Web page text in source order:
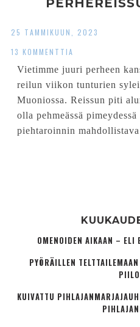
25 TAMMIKUUN, 2023
13 KOMMENTTIA
Vietimme juuri perheen
reilun viikon tunturien
Muoniossa. Reissun piti
olla pehmeässä pimeydessä
piehtaroinnin
OMENOIDEN AIKAAN – ELI
PYÖRÄILLEN
KUIVATTU